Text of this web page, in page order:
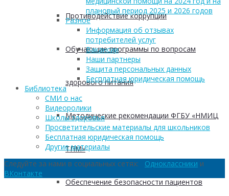
Противодействие коррупции
Обучающие программы по вопросам
здорового питания
Методические рекомендации ФГБУ «НМИЦ
ТПМ»
Обеспечение безопасности пациентов
плановый период 2025 и 2026 годов
Разное
Информация об отзывах
потребителей услуг
Вакансии
Наши партнеры
Защита персональных данных
Бесплатная юридическая помощь
Библиотека
СМИ о нас
Видеоролики
Школы здоровья
Просветительские материалы для школьников
Бесплатная юридическая помощь
Другие материалы
Следуйте за нами в социальных сетях: Одноклассники и
ВКонтакте